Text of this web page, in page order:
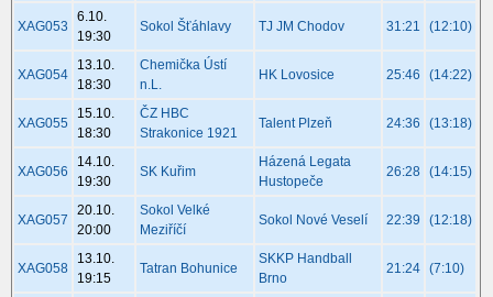
XAG053
6.10.
19:30
Sokol Šťáhlavy TJ JM Chodov 31:21 (12:10)
XAG054
13.10.
18:30
Chemička Ústí
n.L.
HK Lovosice 25:46 (14:22)
XAG055
15.10.
18:30
ČZ HBC
Strakonice 1921
Talent Plzeň 24:36 (13:18)
XAG056
14.10.
19:30
SK Kuřim
Házená Legata
Hustopeče
26:28 (14:15)
XAG057
20.10.
20:00
Sokol Velké
Meziříčí
Sokol Nové Veselí 22:39 (12:18)
XAG058
13.10.
19:15
Tatran Bohunice
SKKP Handball
Brno
21:24 (7:10)